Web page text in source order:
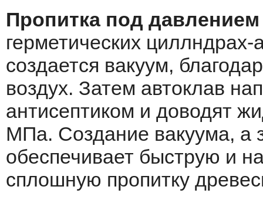
Пропитка под давлением
герметических
создается вакуум,
воздух. Затем автоклав
антисептиком и доводят
МПа. Создание вакуума, а
обеспечивает быструю и
сплошную пропитку